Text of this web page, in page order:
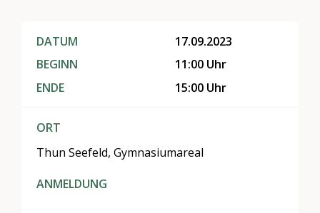
DATUM
BEGINN
ENDE
17.09.2023
11:00 Uhr
15:00 Uhr
ORT
Thun Seefeld, Gymnasiumareal
ANMELDUNG